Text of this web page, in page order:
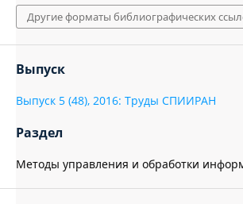
Другие форматы библиографических
Выпуск
Выпуск 5 (48), 2016: Труды СПИИРАН
Раздел
Методы управления и обработки